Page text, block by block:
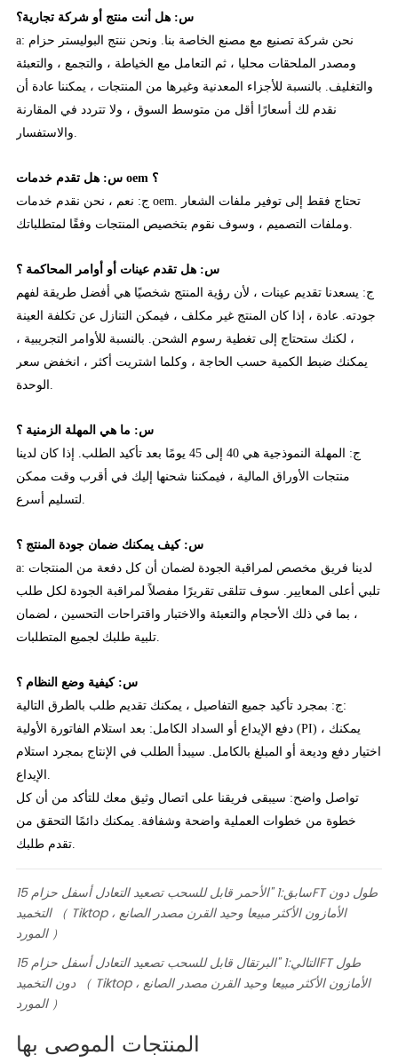
س: هل أنت منتج أو شركة تجارية؟
a: نحن شركة تصنيع مع مصنع الخاصة بنا. ونحن ننتج البوليستر حزام
ومصدر الملحقات محليا ، ثم التعامل مع الخياطة ، والتجمع ، والتعبئة
والتغليف. بالنسبة للأجزاء المعدنية وغيرها من المنتجات ، يمكننا عادة أن
نقدم لك أسعارًا أقل من متوسط السوق ، ولا تتردد في المقارنة
س: هل تقدم خدمات oem ؟
ج: نعم ، نحن نقدم خدمات oem. تحتاج فقط إلى توفير ملفات الشعار
س: هل تقدم عينات أو أوامر المحاكمة ؟
ج: يسعدنا تقديم عينات ، لأن رؤية المنتج شخصيًا هي أفضل طريقة لفهم
جودته. عادة ، إذا كان المنتج غير مكلف ، فيمكن التنازل عن تكلفة العينة
، لكنك ستحتاج إلى تغطية رسوم الشحن. بالنسبة للأوامر التجريبية ،
يمكنك ضبط الكمية حسب الحاجة ، وكلما اشتريت أكثر ، انخفض سعر
س: ما هي المهلة الزمنية ؟
ج: المهلة النموذجية هي 40 إلى 45 يومًا بعد تأكيد الطلب. إذا كان لدينا
منتجات الأوراق المالية ، فيمكننا شحنها إليك في أقرب وقت ممكن
س: كيف يمكنك ضمان جودة المنتج ؟
a: لدينا فريق مخصص لمراقبة الجودة لضمان أن كل دفعة من المنتجات
تلبي أعلى المعايير. سوف تتلقى تقريرًا مفصلاً لمراقبة الجودة لكل طلب
، بما في ذلك الأحجام والتعبئة والاختبار واقتراحات التحسين ، لضمان
س: كيفية وضع النظام ؟
ج: بمجرد تأكيد جميع التفاصيل ، يمكنك تقديم طلب بالطرق التالية:
دفع الإيداع أو السداد الكامل: بعد استلام الفاتورة الأولية (PI) ، يمكنك
اختيار دفع وديعة أو المبلغ بالكامل. سيبدأ الطلب في الإنتاج بمجرد استلام
تواصل واضح: سيبقى فريقنا على اتصال وثيق معك للتأكد من أن كل
خطوة من خطوات العملية واضحة وشفافة. يمكنك دائمًا التحقق من
سابق:
1 "الأحمر قابل للسحب تصعيد التعادل أسفل حزام 15FT طول دون
التخميد （ Tiktop ، الأمازون الأكثر مبيعا وحيد القرن مصدر الصانع
المورد ）
التالي:
1 "البرتقال قابل للسحب تصعيد التعادل أسفل حزام 15FT طول
دون التخميد （ Tiktop ، الأمازون الأكثر مبيعا وحيد القرن مصدر الصانع
المورد ）
المنتجات الموصى بها